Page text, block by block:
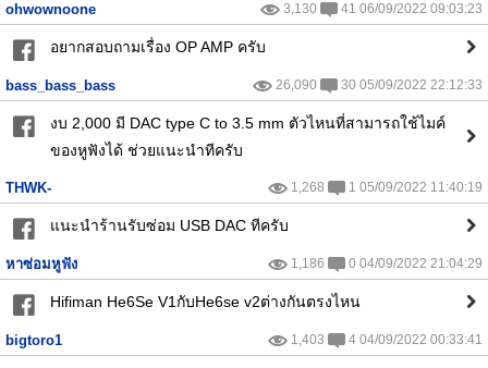
ohwownoone 3,130 41 06/09/2022 09:03:23
อยากสอบถามเรื่อง OP AMP ครับ
bass_bass_bass 26,090 30 05/09/2022 22:12:33
งบ 2,000 มี DAC type C to 3.5 mm ตัวไหนที่สามารถใช้ไมค์
ของหูฟังได้ ช่วยแนะนำทีครับ
THWK- 1,268 1 05/09/2022 11:40:19
แนะนำร้านรับซ่อม USB DAC ทีครับ
หาซ่อมหูฟัง 1,186 0 04/09/2022 21:04:29
Hifiman He6Se V1กับHe6se v2ต่างกันตรงไหน
bigtoro1 1,403 4 04/09/2022 00:33:41